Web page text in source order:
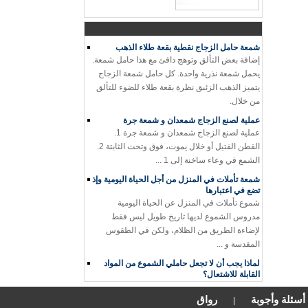
الجرار شمعة بقايا الخاص بك! أنا لست ...
شمعة حامل الزجاج نقطية بقعة طلاء الذهب
إضافة بعض التألق وتوهج دافئ مع هذا حامل شمعة.
يحمل شمعة نذرية واحدة. كل حامل شمعة الزجاج
يتميز الذهب الزئبق نظرة بقعة طلاء للضوء للتألق
من خلال.
الشمع في وعاء ساخنة إلى 1 ...
تضع في اعتبارها
شموع تأملات في المنزل عن الحياة اليومية
مدروس الشموع لديها تاريخ طويل ليس فقط
لإضاءة الطريق من الظلام، ولكن في الطقوس
المقدسة و ...
القابلة للاشتعال؟
لقد بدا الكثير من أصحاب مصنوعة من المواد القابلة
يكون المستخدم نائما، تصيد القاعدة على النار ...أسئلة وأجوبة رواق